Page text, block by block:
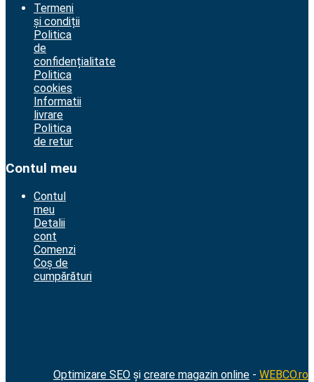
Termeni
și condiții
Politica
de
confidențialitate
Politica
cookies
Informatii
livrare
Politica
de retur
Contul meu
Contul
meu
Detalii
cont
Comenzi
Coș de
cumpărături
Optimizare SEO și creare magazin online - WEBCO.ro